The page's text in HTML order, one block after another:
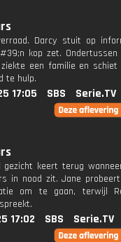
Darcy stuit op
kop zet.
een familie en schiet
te hulp.
17:05 SBS Serie.TV
gezicht keert terug
in nood zit. Jane
om te gaan, terwijl
17:02 SBS Serie.TV